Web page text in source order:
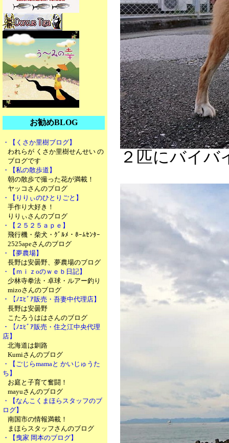
お勧めBLOG
・【くさか里樹ブログ】
われらが くさか里樹せんせい の
ブログです
・【私の散歩道】
朝の散歩で撮った花が満載！
ヤッコさんのブログ
・【りりぃのひとりごと】
手作り大好き！
りりぃさんのブログ
・【２５２５ａｐｅ】
飛行機・柴犬・ｸﾞﾙﾒ・ﾎｰﾑｾﾝﾀｰ
2525apeさんのブログ
・【夢農場】
長野は安曇野、夢農場のブログ
・【ｍｉｚoのｗｅｂ日記】
少林寺拳法・卓球・ルアー釣り
mizoさんのブログ
・【ﾉｴﾋﾞｱ販売・吾妻中代理店】
長野は安曇野
こたろうははさんのブログ
・【ﾉｴﾋﾞｱ販売・住之江中央代理
店】
北海道は釧路
Kumiさんのブログ
・【ごじらmamaと かいじゅうた
ち】
お庭と子育て奮闘！
mayuさんのブログ
・【なんこくまほらスタッフのブ
ログ】
南国市の情報満載！
まほらスタッフさんのブログ
・【曳家 岡本のブログ】
２匹にバイバ